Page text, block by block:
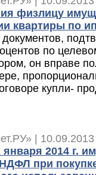
физлицу
квартиры по
по
он вправе
купли-
|
2014 г.
при